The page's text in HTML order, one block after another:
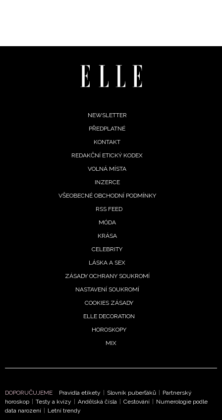
NEWSLETTER
PŘEDPLATNÉ
KONTAKT
REDAKČNÍ ETICKÝ KODEX
VOLNÁ MÍSTA
INZERCE
VŠEOBECNÉ OBCHODNÍ PODMÍNKY
RSS FEED
MÓDA
KRÁSA
CELEBRITY
LÁSKA A SEX
ZÁSADY OCHRANY SOUKROMÍ
NASTAVENÍ SOUKROMÍ
COOKIES ZÁSADY
ELLE DECORATION
HOROSKOPY
MIX
DOPORUČUJEME Pravidla etikety | Slovník puberťáků | Partnerský
horoskop | Testy a kvízy | Andělská čísla | Cestování | Numerologie podle
data narození | Letní trendy